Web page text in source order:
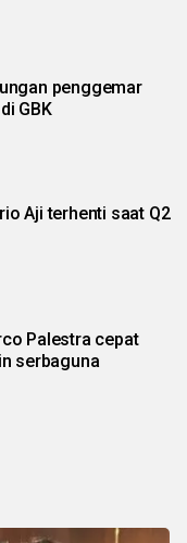
penggemar
GBK
Aji terhenti saat Q2
Palestra cepat
serbaguna